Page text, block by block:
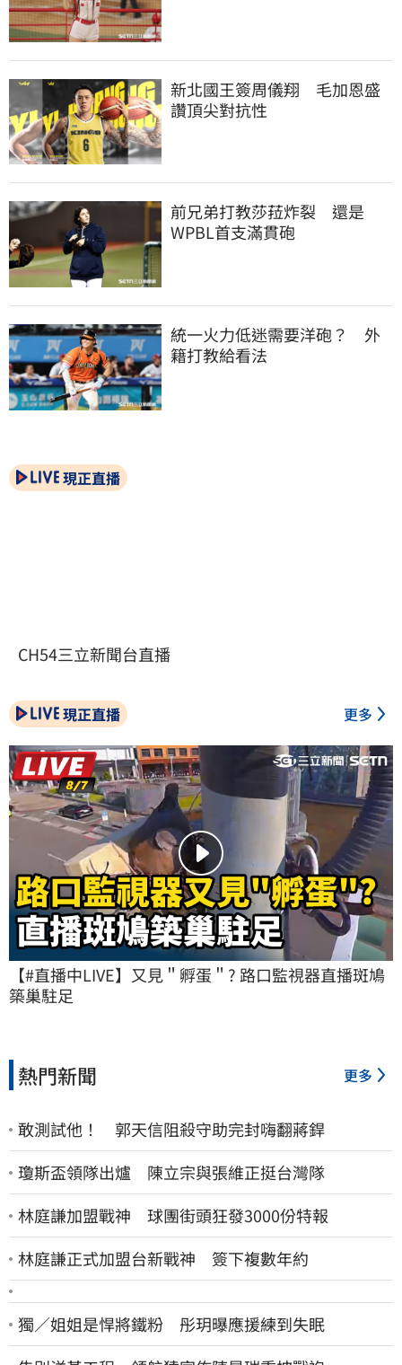
新北國王簽周儀翔　毛加恩盛
讚頂尖對抗性
前兄弟打教莎菈炸裂　還是
WPBL首支滿貫砲
統一火力低迷需要洋砲？　外
籍打教給看法
現正直播
CH54三立新聞台直播
現正直播 更多
【#直播中LIVE】又見＂孵蛋＂? 路口監視器直播斑鳩
築巢駐足
熱門新聞 更多
敢測試他！ 郭天信阻殺守助完封嗨翻蔣銲
瓊斯盃領隊出爐 陳立宗與張維正挺台灣隊
林庭謙加盟戰神 球團街頭狂發3000份特報
林庭謙正式加盟台新戰神 簽下複數年約
獨／姐姐是悍將鐵粉 彤玥曝應援練到失眠